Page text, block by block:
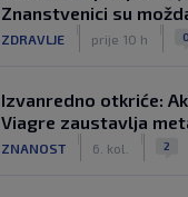
Znanstvenici su
ZDRAVLJE prije 10 h 0
Izvanredno otkriće:
Viagre zaustavlja
ZNANOST 6. kol. 2